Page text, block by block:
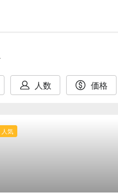
人数 価格
人気